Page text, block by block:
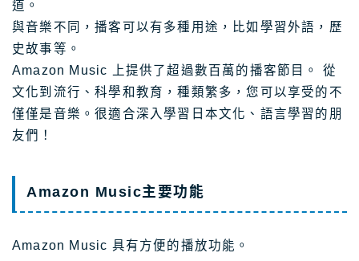
道。
與音樂不同，播客可以有多種用途，比如學習外語，歷
史故事等。
Amazon Music 上提供了超過數百萬的播客節目。 從
文化到流行、科學和教育，種類繁多，您可以享受的不
僅僅是音樂。很適合深入學習日本文化、語言學習的朋
友們！
Amazon Music主要功能
Amazon Music 具有方便的播放功能。